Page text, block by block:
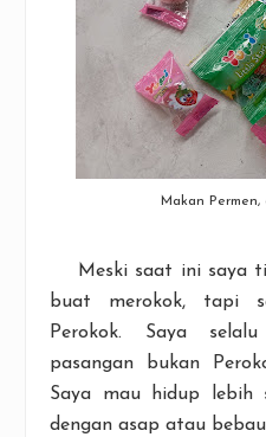
Makan
Meski saat ini saya
buat merokok, tapi
Perokok. Saya
pasangan bukan
Saya mau hidup lebih
dengan asap atau